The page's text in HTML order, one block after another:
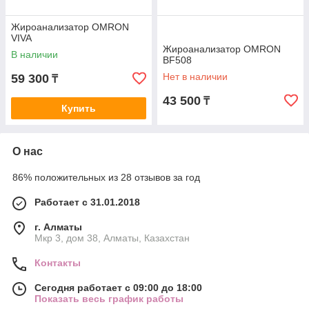
Жироанализатор OMRON
VIVA
В наличии
59 300 ₸
Купить
Жироанализатор OMRON
BF508
Нет в наличии
43 500 ₸
О нас
86% положительных из 28 отзывов за год
Работает с 31.01.2018
г. Алматы
Мкр 3, дом 38, Алматы, Казахстан
Контакты
Сегодня работает с 09:00 до 18:00
Показать весь график работы